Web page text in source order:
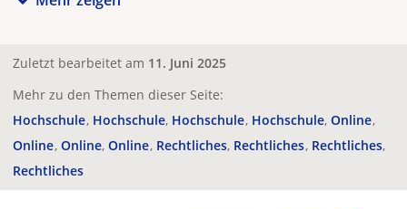
Zuletzt bearbeitet am 11. Juni 2025
Mehr zu den Themen dieser Seite:
Hochschule Hochschule Hochschule Hochschule Online
Online Online Online Rechtliches Rechtliches Rechtliches
Rechtliches